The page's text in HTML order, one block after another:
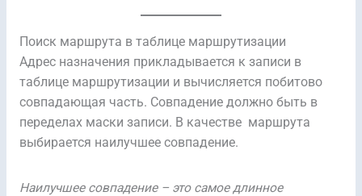
Поиск маршрута в таблице маршрутизации
Адрес назначения прикладывается к записи в
таблице маршрутизации и вычисляется побитово
совпадающая часть. Совпадение должно быть в
переделах маски записи. В качестве маршрута
выбирается наилучшее совпадение.
Наилучшее совпадение – это самое длинное